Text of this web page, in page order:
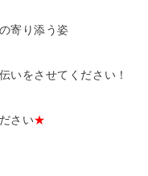
寄り添う姿
いをさせてください！
さい★